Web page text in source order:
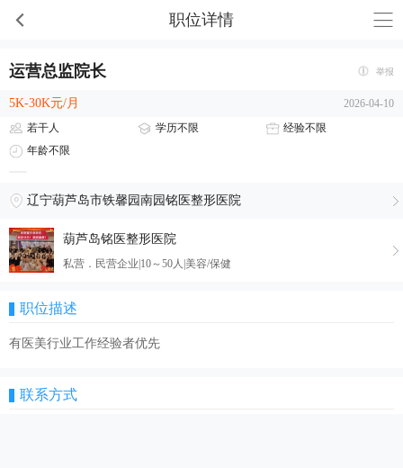
职位详情
运营总监院长 举报
5K-30K元/月
2026-04-10
若干人
学历不限
经验不限
年龄不限
辽宁葫芦岛市铁馨园南园铭医整形医院
葫芦岛铭医整形医院
私营．民营企业|10～50人|美容/保健
职位描述
有医美行业工作经验者优先
联系方式